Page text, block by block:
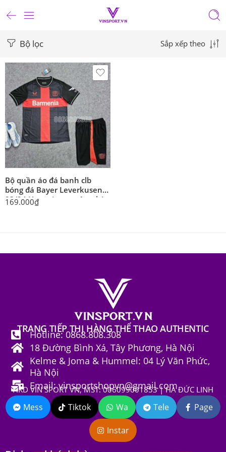
Bộ lọc Sắp xếp theo
Bộ quần áo đá banh clb
bóng đá Bayer Leverkusen
23/24 Home Jersey sân nhà
màu đen đỏ
169.000₫
TRANG TIẾP THỊ HÀNG THỂ THAO AUTHENTIC
Hotline: 0868.808.308
18 Đường Bình Xá, Tây Phương, Hà Nội
Kelme & Joma & Hummel: 04 Lý Văn Phức,
Hà Nội
Email: vinsportshopvn@gmail.com
HKD VIN SPORT VN, MST: 006099001853 | HÀ ĐỨC LINH
Mess Tiktok Wa Tele Page
Instar